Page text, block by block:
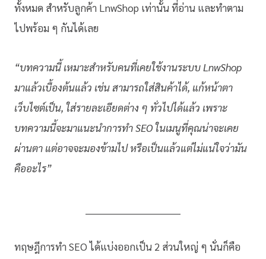
ทั้งหมด สำหรับลูกค้า LnwShop เท่านั้น ที่อ่าน และทำตาม
ไปพร้อม ๆ กันได้เลย
“บทความนี้ เหมาะสำหรับคนที่เคยใช้งานระบบ LnwShop
มาแล้วเบื้องต้นแล้ว เช่น สามารถใส่สินค้าได้, แก้หน้าตา
เว็บไซต์เป็น, ใส่รายละเอียดต่าง ๆ ทั่วไปได้แล้ว เพราะ
บทความนี้จะมาแนะนำการทำ SEO ในเมนูที่คุณน่าจะเคย
ผ่านตา แต่อาจจะมองข้ามไป หรือเป็นแล้วแต่ไม่แน่ใจว่ามัน
คืออะไร”
ทฤษฎีการทำ SEO ได้แบ่งออกเป็น 2 ส่วนใหญ่ ๆ นั่นก็คือ